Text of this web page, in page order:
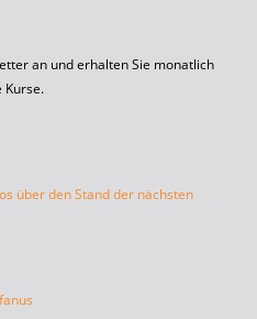
an und erhalten Sie monatlich
Kurse.
über den Stand der nächsten